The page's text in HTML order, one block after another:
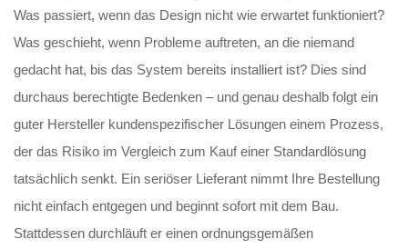
Was passiert, wenn das Design nicht wie erwartet funktioniert?
Was geschieht, wenn Probleme auftreten, an die niemand
gedacht hat, bis das System bereits installiert ist? Dies sind
durchaus berechtigte Bedenken – und genau deshalb folgt ein
guter Hersteller kundenspezifischer Lösungen einem Prozess,
der das Risiko im Vergleich zum Kauf einer Standardlösung
tatsächlich senkt. Ein seriöser Lieferant nimmt Ihre Bestellung
nicht einfach entgegen und beginnt sofort mit dem Bau.
Stattdessen durchläuft er einen ordnungsgemäßen